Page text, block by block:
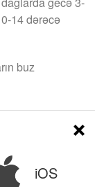
14 dərəcə
buz
iOS